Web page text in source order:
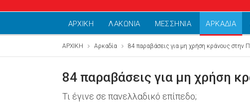
ΑΡΧΙΚΗ ΛΑΚΩΝΙΑ ΜΕΣΣΗΝΙΑ ΑΡΚΑΔΙΑ
ΑΡΧΙΚΗ Αρκαδία 84 παραβάσεις για μη χρήση κράνους στην
84 παραβάσεις για μη χρήση
Τι έγινε σε πανελλαδικό επίπεδο;